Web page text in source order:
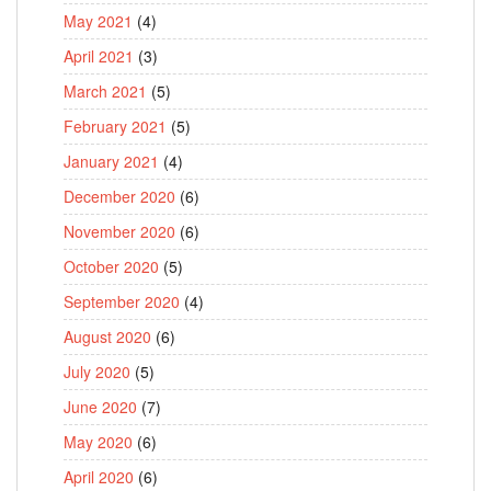
May 2021 (4)
April 2021 (3)
March 2021 (5)
February 2021 (5)
January 2021 (4)
December 2020 (6)
November 2020 (6)
October 2020 (5)
September 2020 (4)
August 2020 (6)
July 2020 (5)
June 2020 (7)
May 2020 (6)
April 2020 (6)